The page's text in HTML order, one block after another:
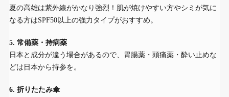
夏の高雄は紫外線がかなり強烈！肌が焼けやすい方やシミが気に
なる方はSPF50以上の強力タイプがおすすめ。
5. 常備薬・持病薬
日本と成分が違う場合があるので、胃腸薬・頭痛薬・酔い止めな
どは日本から持参を。
6. 折りたたみ傘